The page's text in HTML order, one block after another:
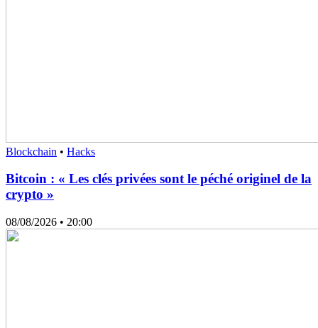
Blockchain • Hacks
Bitcoin : « Les clés privées sont le péché originel de la
crypto »
08/08/2026 • 20:00